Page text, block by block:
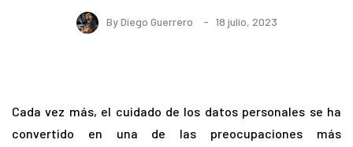
ByDiego Guerrero 18 julio, 2023
Cada vez más, el cuidado de los datos personales se ha
convertido en una de las preocupaciones más